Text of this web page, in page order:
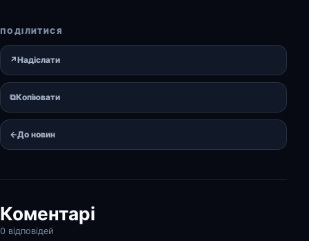
ПОДІЛИТИСЯ
↗Надіслати
⧉Копіювати
←До новин
Коментарі
0 відповідей